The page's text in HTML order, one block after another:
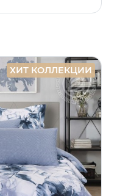
ХИТ КОЛЛЕКЦИИ